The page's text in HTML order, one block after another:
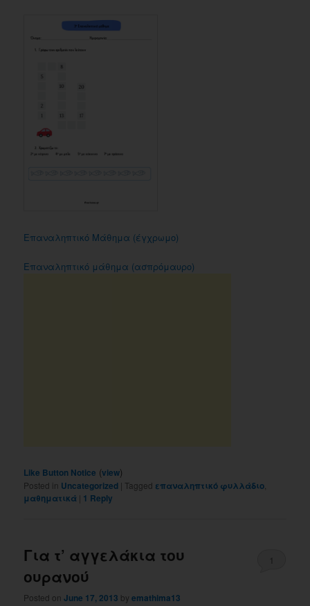
Επαναληπτικό Μάθημα (έγχρωμο)
Επαναληπτικό μάθημα (ασπρόμαυρο)
Like Button Notice (view)
Posted in Uncategorized | Tagged επαναληπτικό φυλλάδιο
μαθηματικά | 1 Reply
Για τ’ αγγελάκια του
ουρανού
Posted onJune 17, 2013 byemathima13
1